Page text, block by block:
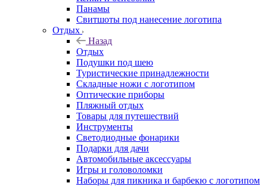
Панамы
Свитшоты под нанесение логотипа
Отдых
Назад
Отдых
Подушки под шею
Туристические принадлежности
Складные ножи с логотипом
Оптические приборы
Пляжный отдых
Товары для путешествий
Инструменты
Светодиодные фонарики
Подарки для дачи
Автомобильные аксессуары
Игры и головоломки
Наборы для пикника и барбекю с логотипом